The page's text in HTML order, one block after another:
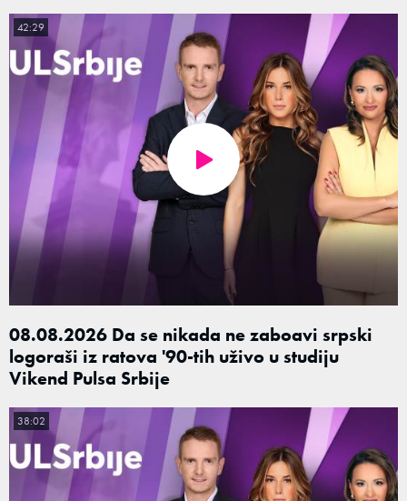
08.08.2026 Da se nikada ne zaboavi srpski
logoraši iz ratova '90-tih uživo u studiju
Vikend Pulsa Srbije
42:29
38:02